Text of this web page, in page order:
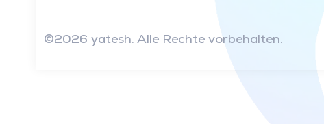
©2026 yatesh. Alle Rechte vorbehalten.